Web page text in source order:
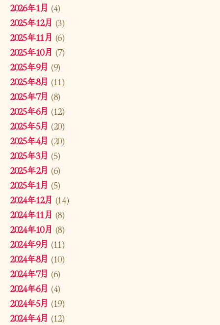
2026年1月 (4)
2025年12月 (3)
2025年11月 (6)
2025年10月 (7)
2025年9月 (9)
2025年8月 (11)
2025年7月 (8)
2025年6月 (12)
2025年5月 (20)
2025年4月 (20)
2025年3月 (5)
2025年2月 (6)
2025年1月 (5)
2024年12月 (14)
2024年11月 (8)
2024年10月 (8)
2024年9月 (11)
2024年8月 (10)
2024年7月 (6)
2024年6月 (4)
2024年5月 (19)
2024年4月 (12)